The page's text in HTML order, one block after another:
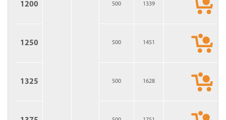
1200 500 1339
1250 500 1451
1325 500 1628